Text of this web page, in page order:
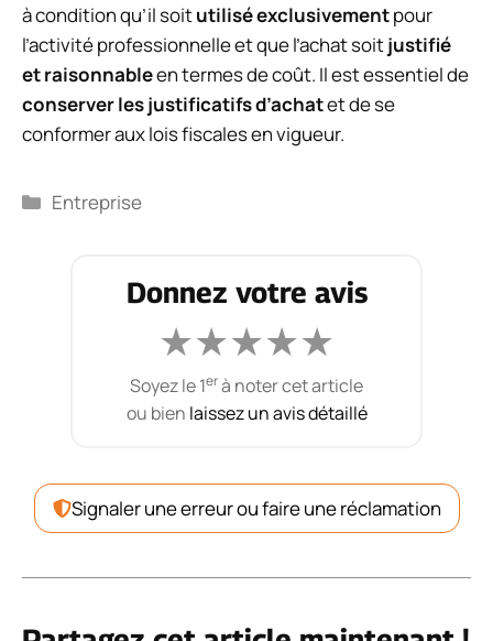
à condition qu’il soitutilisé exclusivementpour
l’activité professionnelle et que l’achat soitjustifié
et raisonnableen termes de coût. Il est essentiel de
conserver les justificatifs d’achatet de se
conformer aux lois fiscales en vigueur.
Catégories
Entreprise
Donnez votre avis
★★★★★
Soyez le 1erà noter cet article
ou bien laissez un avis détaillé
Signaler une erreur ou faire une réclamation